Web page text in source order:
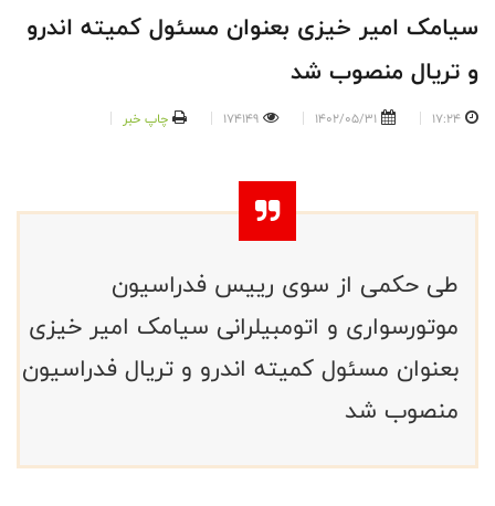
سیامک امیر خیزی بعنوان مسئول کمیته اندرو
و تریال منصوب شد
17:24
1402/05/31
174149 چاپ خبر
طی حکمی از سوی رییس فدراسیون
موتورسواری و اتومبیلرانی سیامک امیر خیزی
بعنوان مسئول کمیته اندرو و تریال فدراسیون
منصوب شد